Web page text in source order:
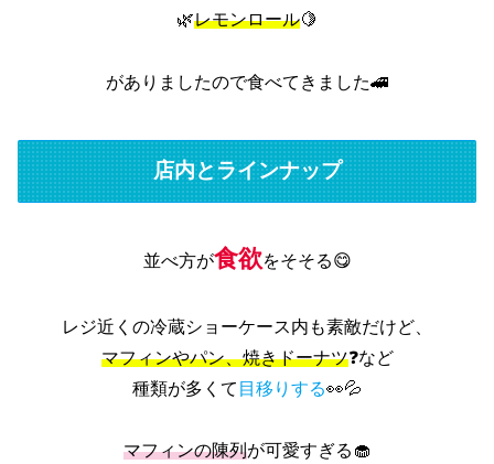
🌿‬レモンロール🍋
がありましたので食べてきました🚄
店内とラインナップ
並べ方が食欲をそそる😋
レジ近くの冷蔵ショーケース内も素敵だけど、
マフィンやパン、焼きドーナツ❓など
種類が多くて 目移りする👀💦
マフィンの陳列が可愛すぎる🧁